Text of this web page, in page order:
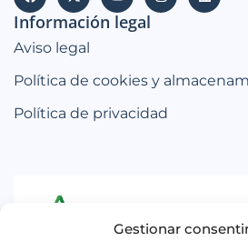
Gestionar
Información legal
Aviso legal
Política de cookies y
Política de privacidad